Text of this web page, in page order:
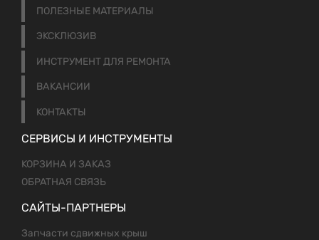
ПОЛЕЗНЫЕ МАТЕРИАЛЫ
ЭКСКЛЮЗИВ
ИНСТРУМЕНТ ДЛЯ РЕМОНТА
ВАКАНСИИ
КОНТАКТЫ
СЕРВИСЫ И ИНСТРУМЕНТЫ
КОРЗИНА И ЗАКАЗ
ОБРАТНАЯ СВЯЗЬ
САЙТЫ-ПАРТНЕРЫ
Запчасти сдвижных крыш